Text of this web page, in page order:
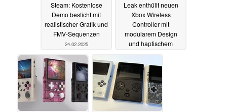
Steam: Kostenlose
Demo besticht mit
realistischer Grafik und
FMV-Sequenzen
24.02.2025
Leak enthüllt neuen
Xbox Wireless
Controller mit
modularem Design
und haptischem
Feedback à la Sony
DualSense